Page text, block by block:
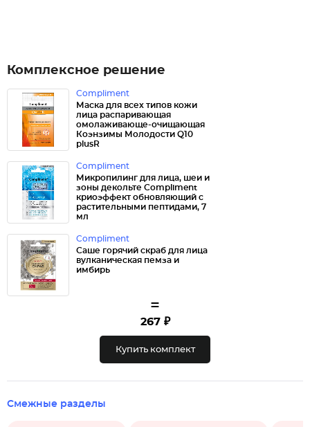
Комплексное решение
Compliment
Маска для всех типов кожи
лица распаривающая
омолаживающе-очищающая
Коэнзимы Молодости Q10
plusR
Compliment
Микропилинг для лица, шеи и
зоны декольте Compliment
криоэффект обновляющий с
растительными пептидами, 7
мл
Compliment
Саше горячий скраб для лица
вулканическая пемза и
имбирь
=
267 ₽
Купить комплект
Смежные разделы